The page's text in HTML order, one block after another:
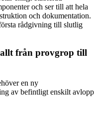
och ser till att hela
och dokumentation.
rådgivning till slutlig
från provgrop till
en ny
av befintligt enskilt avlopp